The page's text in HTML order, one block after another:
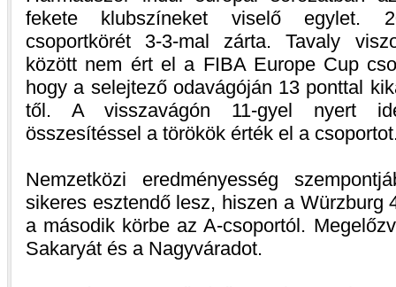
fekete klubszíneket viselő egylet.
csoportkörét 3-3-mal zárta. Tavaly
között nem ért el a FIBA Europe Cup
hogy a selejtező odavágóján 13 ponttal
től. A visszavágón 11-gyel nyert
összesítéssel a törökök érték el a
Nemzetközi eredményesség
sikeres esztendő lesz, hiszen a Würzburg
a második körbe az A-csoportól.
Sakaryát és a Nagyváradot.